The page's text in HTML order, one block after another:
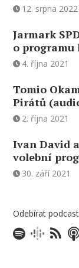
12. srpna 2022
Jarmark
o
4. října 2021
Tomio
Pirátů
2. října 2021
Ivan David
volební
30. září 2021
Odebírat podcast